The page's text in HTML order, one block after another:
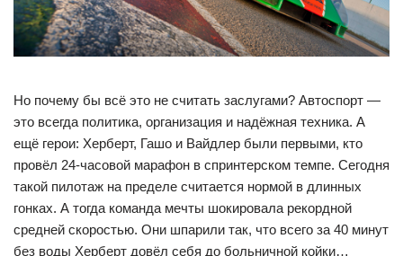
Но почему бы всё это не считать заслугами? Автоспорт —
это всегда политика, организация и надёжная техника. А
ещё герои: Херберт, Гашо и Вайдлер были первыми, кто
провёл 24-часовой марафон в спринтерском темпе. Сегодня
такой пилотаж на пределе считается нормой в длинных
гонках. А тогда команда мечты шокировала рекордной
средней скоростью. Они шпарили так, что всего за 40 минут
без воды Херберт довёл себя до больничной койки…